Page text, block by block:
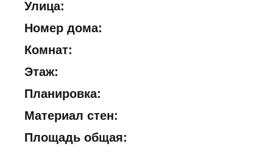
Улица:
Номер дома:
Комнат:
Этаж:
Планировка:
Материал стен:
Площадь общая: